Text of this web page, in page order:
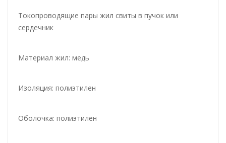
Токопроводящие пары жил свиты в пучок или
сердечник
Материал жил: медь
Изоляция: полиэтилен
Оболочка: полиэтилен